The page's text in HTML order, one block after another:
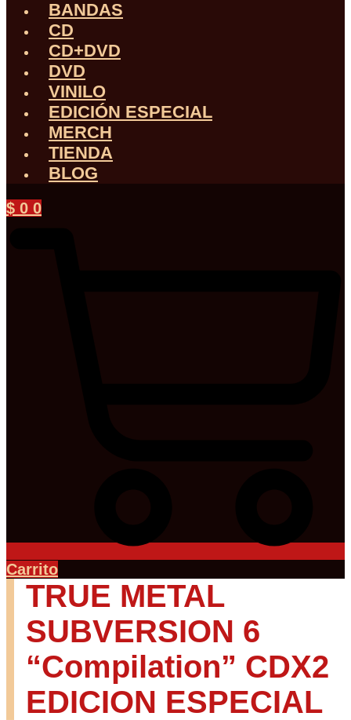
BANDAS
CD
CD+DVD
DVD
VINILO
EDICIÓN ESPECIAL
MERCH
TIENDA
BLOG
$ 0 0
Carrito
TRUE METAL
SUBVERSION 6
“Compilation” CDX2
EDICION ESPECIAL